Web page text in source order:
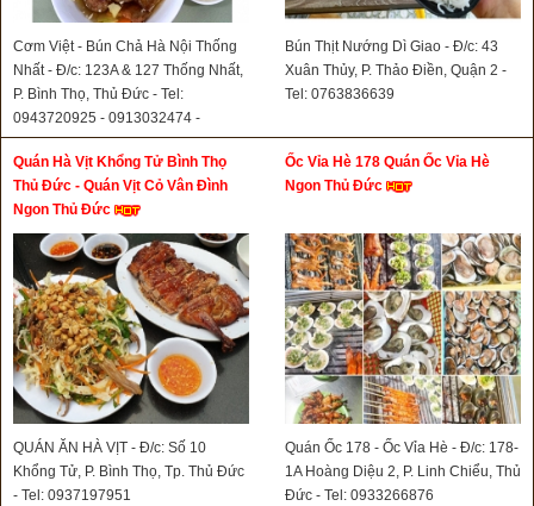
Cơm Việt - Bún Chả Hà Nội Thống
Nhất - Đ/c: 123A & 127 Thống Nhất,
P. Bình Thọ, Thủ Đức - Tel:
0943720925 - 0913032474 -
0898868939- 0816681166
Bún Thịt Nướng Dì Giao - Đ/c: 43
Xuân Thủy, P. Thảo Điền, Quận 2 -
Tel: 0763836639
Quán Hà Vịt Khổng Tử Bình Thọ
Thủ Đức - Quán Vịt Cỏ Vân Đình
Ngon Thủ Đức
QUÁN ĂN HÀ VỊT - Đ/c: Số 10
Khổng Tử, P. Bình Thọ, Tp. Thủ Đức
- Tel: 0937197951
Ốc Vỉa Hè 178 Quán Ốc Vỉa Hè
Ngon Thủ Đức
Quán Ốc 178 - Ốc Vỉa Hè - Đ/c: 178-
1A Hoàng Diệu 2, P. Linh Chiểu, Thủ
Đức - Tel: 0933266876